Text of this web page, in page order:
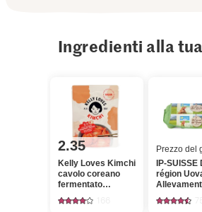
Ingredienti alla
2.35
Kelly Loves Kimchi
cavolo coreano
fermentato
piccante
Prezzo del
IP-SUISSE
région
all'aperto